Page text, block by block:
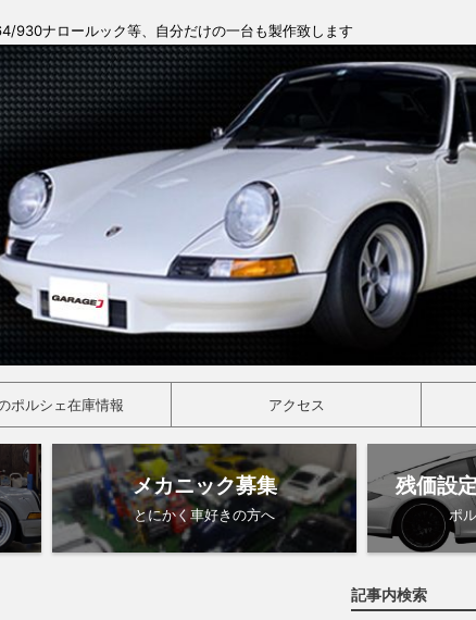
930ナロールック等、自分だけの一台も製作致します
ポルシェ在庫情報 アクセス
メカニック募集
とにかく車好きの方へ
残価設
ポ
記事内検索